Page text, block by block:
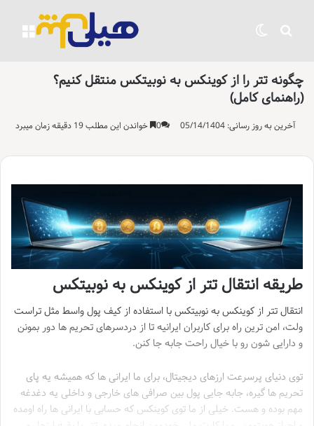
جستجو برای
چگونه تتر را از کوینکس به نوبیتکس منتقل کنیم؟
(راهنمای کامل)
آخرین به روز رسانی: 05/14/1404 0 خواندن این مطلب 19 دقیقه زمان میبرد
طریقه انتقال تتر از کوینکس به نوبیتکس
انتقال تتر از کوینکس به نوبیتکس با استفاده از کیف پول واسط مثل تراست
ولت، امن ترین راه برای کاربران ایرانیه تا از دردسرهای تحریم ها دور بمونن
و دارایی شون رو با خیال راحت جابه جا کنن.
توی دنیای پرسرعت ارزهای دیجیتال، برای ما ایرانی ها که همیشه یه پای
تحریم ها گیره، جابه جایی پول بین صرافی های خارجی و داخلی یه دغدغه
مهم بوده و هست. خیلی از ما توی کوینکس که حسابی با ایرانی ها راه اومده